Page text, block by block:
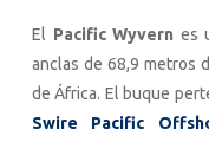
El Pacific Wyvern es
anclas de 68,9 metros
de África. El buque
Swire Pacific